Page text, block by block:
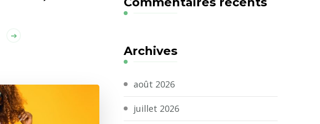
Archives
août 2026
juillet 2026